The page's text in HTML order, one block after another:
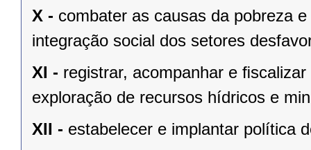
X - combater as causas da pobreza
integração social dos setores
XI - registrar, acompanhar e
exploração de recursos hídricos e
XII - estabelecer e implantar política